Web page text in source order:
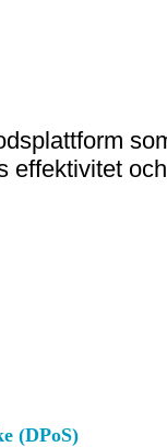
effektivitet
(DPoS)